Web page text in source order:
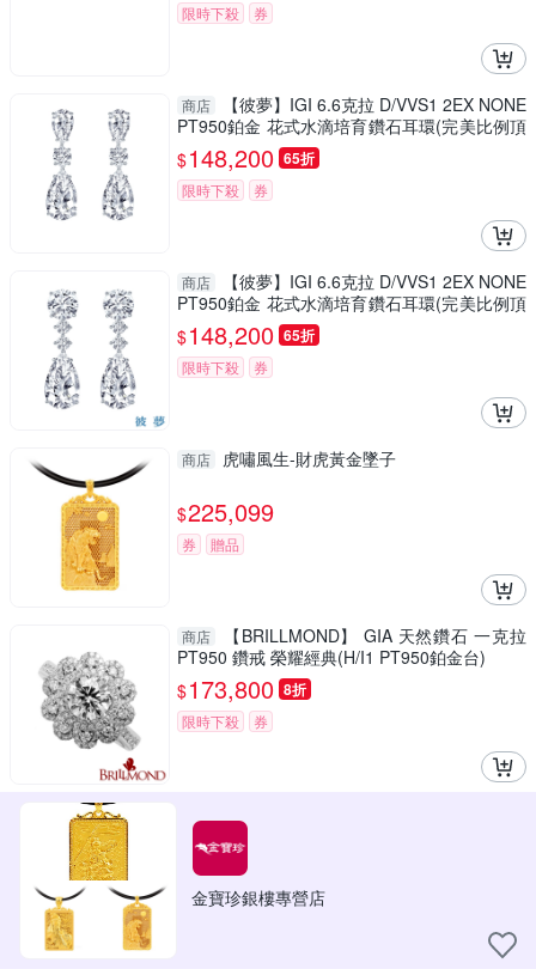
限時下殺 券
商店
【彼夢】IGI 6.6克拉 D/VVS1 2EX NONE
PT950鉑金 花式水滴培育鑽石耳環(完美比例頂
級切割培育鑽石)
$148,200 65折
限時下殺 券
商店
【彼夢】IGI 6.6克拉 D/VVS1 2EX NONE
PT950鉑金 花式水滴培育鑽石耳環(完美比例頂
級切割培育鑽石)
$148,200 65折
限時下殺 券
商店 虎嘯風生-財虎黃金墜子
$225,099
券 贈品
商店
【BRILLMOND】 GIA 天然鑽石 一克拉
PT950 鑽戒 榮耀經典(H/I1 PT950鉑金台)
$173,800 8折
限時下殺 券
金寶珍銀樓專營店